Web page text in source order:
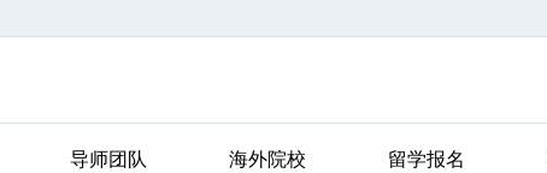
导师团队 海外院校 留学报名